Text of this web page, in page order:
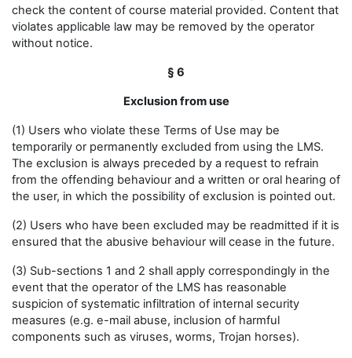
check the content of course material provided. Content that
violates applicable law may be removed by the operator
without notice.
§ 6
Exclusion from use
(1) Users who violate these Terms of Use may be
temporarily or permanently excluded from using the LMS.
The exclusion is always preceded by a request to refrain
from the offending behaviour and a written or oral hearing of
the user, in which the possibility of exclusion is pointed out.
(2) Users who have been excluded may be readmitted if it is
ensured that the abusive behaviour will cease in the future.
(3) Sub-sections 1 and 2 shall apply correspondingly in the
event that the operator of the LMS has reasonable
suspicion of systematic infiltration of internal security
measures (e.g. e-mail abuse, inclusion of harmful
components such as viruses, worms, Trojan horses).